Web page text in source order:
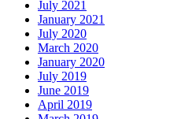
July 2021
January 2021
July 2020
March 2020
January 2020
July 2019
June 2019
April 2019